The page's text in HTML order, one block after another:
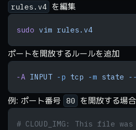
rules.v4 を編集
sudo vim rules.v4
ポートを開放するルールを追加
-A INPUT -p tcp -m state
例: ポート番号 80 を開放する場合
# CLOUD_IMG: This file